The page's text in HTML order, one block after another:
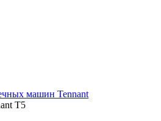
машин Tennant
Т5